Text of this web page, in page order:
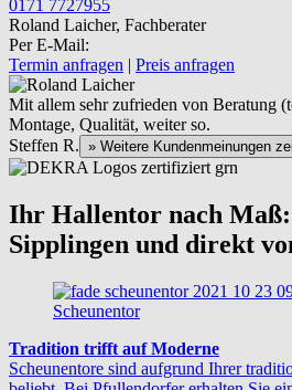
0171 7727955
Roland Laicher, Fachberater
Per E-Mail:
Termin anfragen | Preis anfragen
Mit allem sehr zufrieden von Beratung
Montage, Qualität, weiter so.
Steffen R. » Weitere Kundenmeinungen
Ihr Hallentor nach
Sipplingen und direkt
Scheunentor
Tradition trifft auf Moderne
Scheunentore sind aufgrund Ihrer